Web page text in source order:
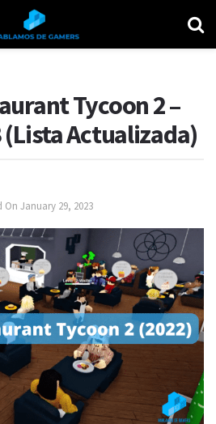
Tycoon 2 –
(Lista Actualizada)
On January 29, 2023